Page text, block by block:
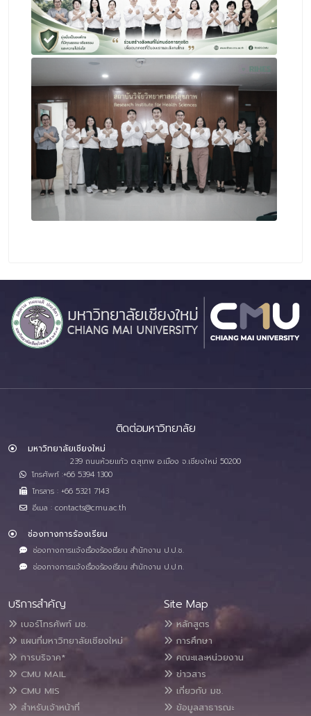
ติดต่อมหาวิทยาลัย
มหาวิทยาลัยเชียงใหม่
239 ถนนห้วยแก้ว ต.สุเทพ อ.เมือง จ.เชียงใหม่ 50200
โทรศัพท์ :+66 5394 1300
โทรสาร : +66 5321 7143
อีเมล : contacts@cmu.ac.th
ช่องทางการร้องเรียน
ช่องทางการแจ้งเรื่องร้องเรียน สำนักงาน ป.ป.ช.
ช่องทางการแจ้งเรื่องร้องเรียน สำนักงาน ป.ป.ท.
บริการสำคัญ
เบอร์โทรศัพท์ มช.
แผนที่มหาวิทยาลัยเชียงใหม่
การบริจาค*
CMU MAIL
CMU MIS
สำหรับเจ้าหน้าที่
Site Map
หลักสูตร
การศึกษา
คณะและหน่วยงาน
ข่าวสาร
เกี่ยวกับ มช.
ข้อมูลสาธารณะ